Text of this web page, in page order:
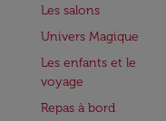
Les salons
Univers Magique
Les enfants et le
voyage
Repas à bord